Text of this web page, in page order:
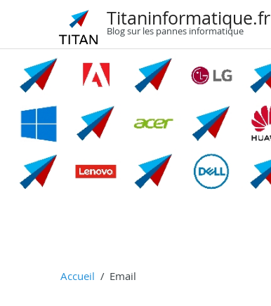
Titaninformatique.fr
Blog sur les pannes informatique
Accueil Email